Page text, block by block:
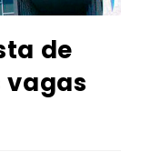
de
vagas